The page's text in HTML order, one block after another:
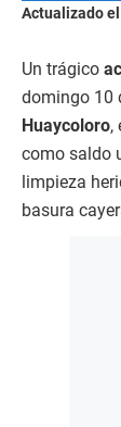
Actualizado
Un trágico
domingo 10
Huaycoloro,
como saldo
limpieza
basura